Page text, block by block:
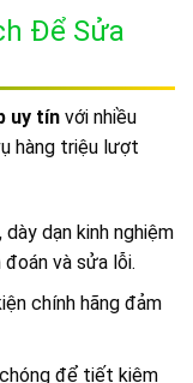
Để Sửa
uy tín với nhiều
hàng triệu lượt
dạn kinh nghiệm
đoán và sửa lỗi.
chính hãng đảm
để tiết kiệm